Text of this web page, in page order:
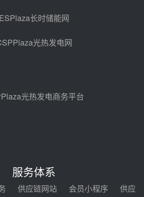
亚核阀业中标天山北麓100MW光
热发电工程EPC总承包项目熔盐截
止阀、熔盐三偏心蝶阀采购
08-05 17:15
包项目熔盐介质超声波流量计采购
08-05 17:09
电机组灵活性改造项目三元液态盐
采购合同
ESPlaza长时储能网
光热发电网
光热发电商务平台
服务体系
供应链网站 会员小程序
供应